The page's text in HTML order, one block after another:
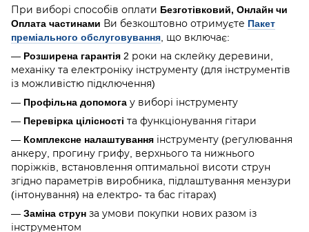
При виборі способів оплати Безготівковий, Онлайн чи
Оплата частинами Ви безкоштовно отримуєте Пакет
преміального обслуговування , що включає:
— Розширена гарантія 2 роки на склейку деревини,
механіку та електроніку інструменту (для інструментів
із можливістю підключення)
— Профільна допомога у виборі інструменту
— Перевірка цілісності та функціонування гітари
— Комплексне налаштування інструменту (регулювання
анкеру, прогину грифу, верхнього та нижнього
поріжків, встановлення оптимальної висоти струн
згідно параметрів виробника, підлаштування мензури
(інтонування) на електро- та бас гітарах)
— Заміна струн за умови покупки нових разом із
інструментом